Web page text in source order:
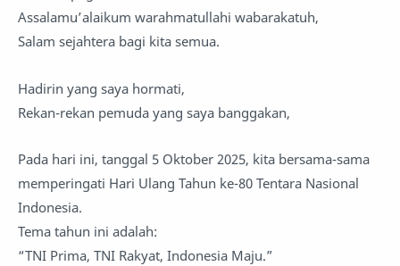
Assalamu’alaikum warahmatullahi wabarakatuh,
Salam sejahtera bagi kita semua.
Hadirin yang saya hormati,
Rekan-rekan pemuda yang saya banggakan,
Pada hari ini, tanggal 5 Oktober 2025, kita bersama-sama
memperingati Hari Ulang Tahun ke-80 Tentara Nasional
Indonesia.
Tema tahun ini adalah:
“TNI Prima, TNI Rakyat, Indonesia Maju.”